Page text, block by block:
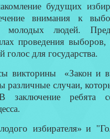
будущих
внимания к
молодых людей.
проведения выборов,
для государства.
викторины «Закон и
различные случаи,
заключение ребята
избирателя» и